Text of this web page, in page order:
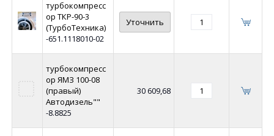
турбокомпресс
ор ТКР-90-3
(ТурбоТехника)
-651.1118010-02
Уточнить
турбокомпресс
ор ЯМЗ 100-08
(правый)
Автодизель""
-8.8825
30 609,68